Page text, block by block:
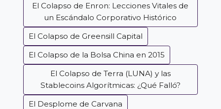
El Colapso de Enron: Lecciones Vitales de
un Escándalo Corporativo Histórico
El Colapso de Greensill Capital
El Colapso de la Bolsa China en 2015
El Colapso de Terra (LUNA) y las
Stablecoins Algorítmicas: ¿Qué Falló?
El Desplome de Carvana